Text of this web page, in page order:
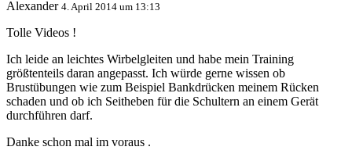
Alexander 4. April 2014 um 13:13
Tolle Videos !
Ich leide an leichtes Wirbelgleiten und habe mein Training
größtenteils daran angepasst. Ich würde gerne wissen ob
Brustübungen wie zum Beispiel Bankdrücken meinem Rücken
schaden und ob ich Seitheben für die Schultern an einem Gerät
durchführen darf.
Danke schon mal im voraus .